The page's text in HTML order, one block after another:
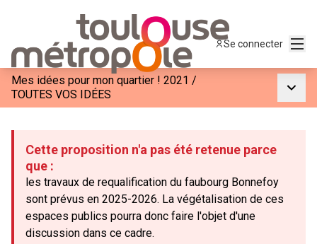
Se connecter
Mes idées pour mon quartier ! 2021 /
TOUTES VOS IDÉES
Cette proposition n'a pas été retenue parce
que :
les travaux de requalification du faubourg Bonnefoy
sont prévus en 2025-2026. La végétalisation de ces
espaces publics pourra donc faire l'objet d'une
discussion dans ce cadre.